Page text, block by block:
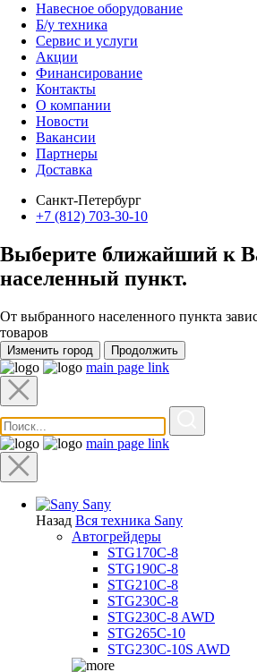
Навесное оборудование
Б/у техника
Сервис и услуги
Акции
Финансирование
Контакты
О компании
Новости
Вакансии
Партнеры
Доставка
Санкт-Петербург
+7 (812) 703-30-10
Выберите ближайший к
населенный пункт.
От выбранного населенного пункта
товаров
Изменить город Продолжить
main page link
main page link
Sany
Назад Вся техника Sany
Автогрейдеры
STG170C-8
STG190C-8
STG210C-8
STG230C-8
STG230C-8 AWD
STG265C-10
STG230C-10S AWD